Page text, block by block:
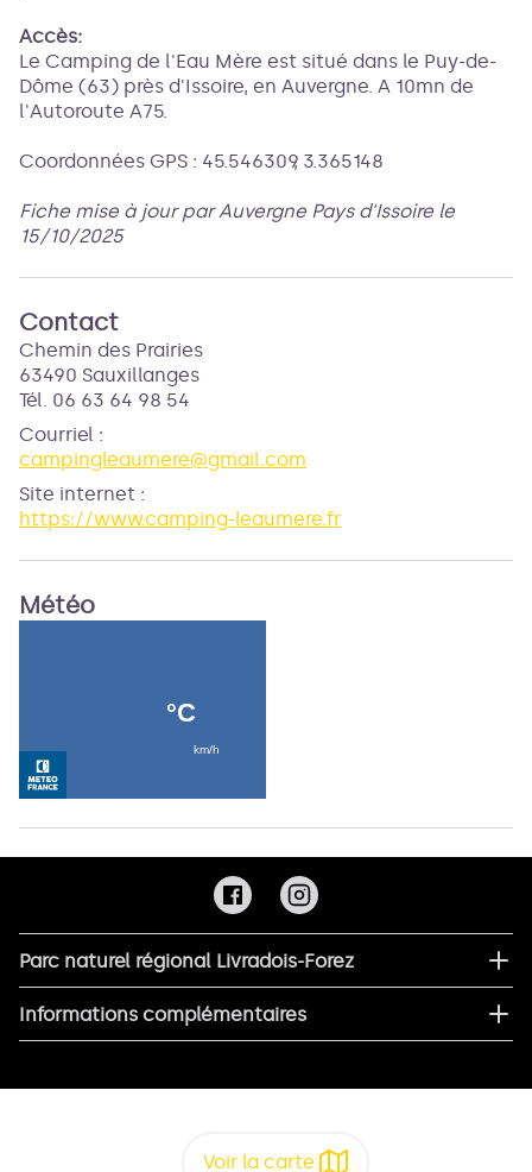
Voir la carte
Accès:
Le Camping de l'Eau Mère est situé dans le Puy-de-
Dôme (63) près d'Issoire, en Auvergne. A 10mn de
l'Autoroute A75.
Coordonnées GPS : 45.546309, 3.365148
Fiche mise à jour par Auvergne Pays d'Issoire le
15/10/2025
Contact
Chemin des Prairies
63490 Sauxillanges
Tél. 06 63 64 98 54
Courriel :
campingleaumere@gmail.com
Site internet :
https://www.camping-leaumere.fr
Météo
Parc naturel régional Livradois-Forez
Informations complémentaires